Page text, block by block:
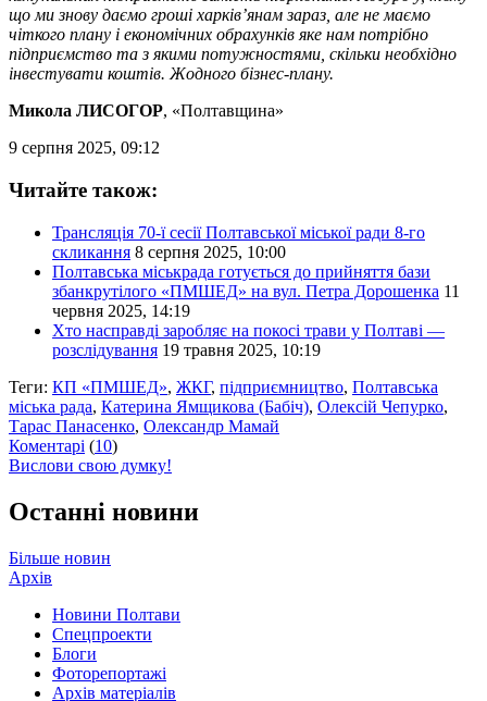
що ми знову даємо гроші харківʼянам зараз, але не маємо
чіткого плану і економічних обрахунків яке нам потрібно
підприємство та з якими потужностями, скільки необхідно
інвестувати коштів. Жодного бізнес-плану.
Микола ЛИСОГОР, «Полтавщина»
9 серпня 2025, 09:12
Читайте також:
Трансляція 70-ї сесії Полтавської міської ради 8-го
скликання 8 серпня 2025, 10:00
Полтавська міськрада готується до прийняття бази
збанкрутілого «ПМШЕД» на вул. Петра Дорошенка 11
червня 2025, 14:19
Хто насправді заробляє на покосі трави у Полтаві —
розслідування 19 травня 2025, 10:19
Теги: КП «ПМШЕД», ЖКГ, підприємництво, Полтавська
міська рада, Катерина Ямщикова (Бабіч), Олексій Чепурко,
Тарас Панасенко, Олександр Мамай
Коментарі (10)
Вислови свою думку!
Останні новини
Більше новин
Архів
Новини Полтави
Спецпроекти
Блоги
Фоторепортажі
Архів матеріалів